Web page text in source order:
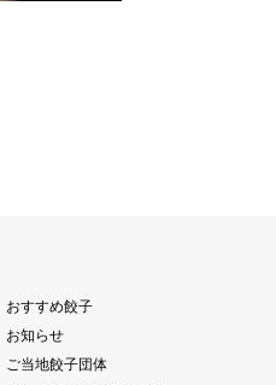
おすすめ餃子
お知らせ
ご当地餃子団体